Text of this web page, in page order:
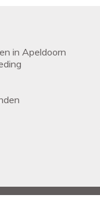
in Apeldoorn